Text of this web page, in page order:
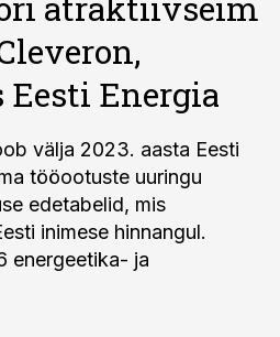
Eesti Energia
välja 2023. aasta Eesti
tööootuste uuringu
edetabelid, mis
inimese hinnangul.
energeetika- ja